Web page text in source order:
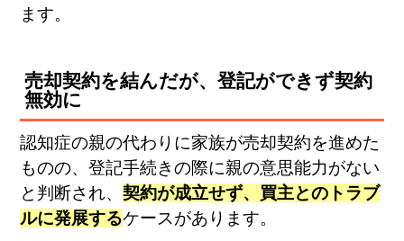
ます。
売却契約を結んだが、登記ができず契約
無効に
認知症の親の代わりに家族が売却契約を進めた
ものの、登記手続きの際に親の意思能力がない
と判断され、契約が成立せず、買主とのトラブ
ルに発展するケースがあります。